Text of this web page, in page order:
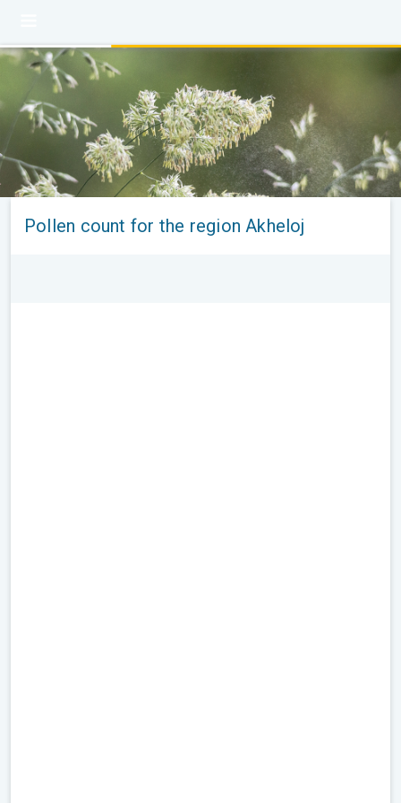
Pollen count for the region Akheloj